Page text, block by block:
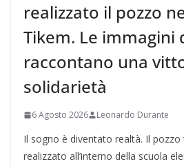
realizzato il pozzo
Tikem. Le immagini
raccontano una
solidarietà
6 Agosto 2026 Leonardo Durante
Il sogno è diventato realtà. Il
realizzato all’interno della scuola